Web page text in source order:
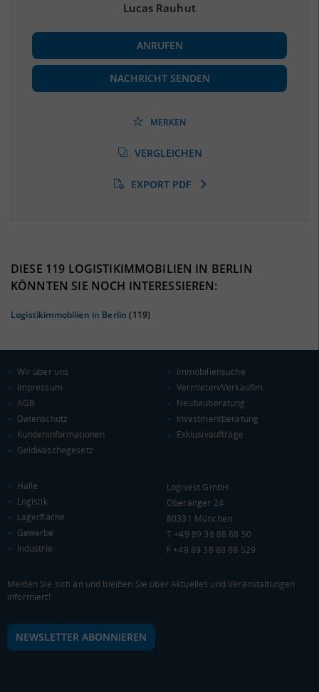
BESCHÄFTIGUNG
Beschäftigte
(Landkreis / Kreisfreie Stadt)
(Landkreis / Kreisfreie Stadt)
KAUFKRAFT
Euro pro Kopf
(Landkreis / Kreisfreie Stadt)
KAUFKRAFT - EURO PRO KOPF
0 € 20.000 € 40.000 €
Bundesland
Lucas Rauhut
ANRUFEN
NACHRICHT SENDEN
MERKEN
VERGLEICHEN
EXPORT PDF
DIESE 119 LOGISTIKIMMOBILIEN IN BERLIN
KÖNNTEN SIE NOCH INTERESSIEREN:
Logistikimmobilien in Berlin (119)
Wir über uns
Impressum
AGB
Datenschutz
KundenInformationen
Geldwäschegesetz
Immobiliensuche
Vermieten/Verkaufen
Neubauberatung
Investmentberatung
Exklusivaufträge
Halle
Logistik
Lagerfläche
Gewerbe
Industrie
Logivest GmbH
Oberanger 24
80331 München
T +49 89 38 88 88 50
F +49 89 38 88 88 529
Melden Sie sich an und bleiben Sie über Aktuelles und Veranstaltungen
informiert!
NEWSLETTER ABONNIEREN